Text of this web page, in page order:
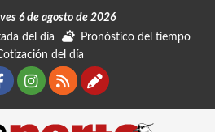
6 de agosto de 2026
del día
Pronóstico del tiempo
del día
Instagram
RSSContáctanos